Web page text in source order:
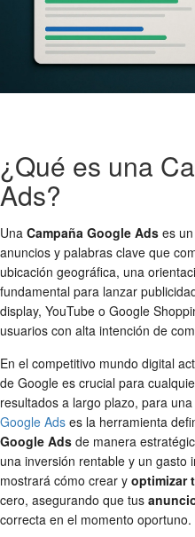
¿Qué es una
Ads?
Una Campaña Google Ads es
anuncios y palabras clave que
ubicación geográfica, una
fundamental para lanzar
display, YouTube o Google
usuarios con alta intención de
En el competitivo mundo digital
de Google es crucial para
resultados a largo plazo, para
Google Ads es la herramienta
Google Ads de manera
una inversión rentable y un gasto
mostrará cómo crear y optimizar
cero, asegurando que tus
correcta en el momento oportuno.